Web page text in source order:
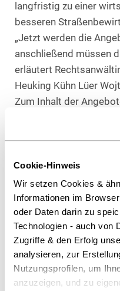
Cookie-Hinweis
Wir setzen Cookies &
Informationen im
oder Daten darin zu
Technologien - auch von
Zugriffe & den Erfolg
analysieren, zur
Nutzungsprofilen, um
anzuzeigen, und zu
langfristig zu einer
besseren
„Jetzt werden die
anschließend müssen
erläutert
Heuking Kühn Lüer
Zum Inhalt der
vergaberechtlichen
Projekte bereits seit
2005 rechtlich beraten.
Als PDF
Diesen Artikel teilen